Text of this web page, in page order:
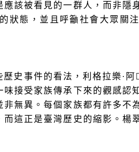
該被看見的一群人，而非隱
狀態，並且呼籲社會大眾關
史事件的看法，利格拉樂·阿
接受家族傳承下來的觀感認
無異。每個家族都有許多不
這正是臺灣歷史的縮影。楊